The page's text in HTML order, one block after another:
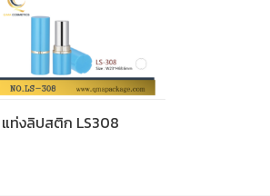
แท่งลิปสติก LS308